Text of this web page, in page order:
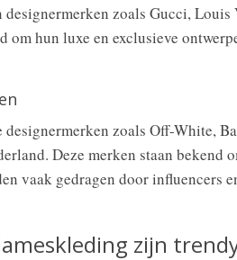
zoals Gucci,
om hun luxe en exclusieve
zoals Off-White,
Deze merken staan bekend
vaak gedragen door influencers
zijn